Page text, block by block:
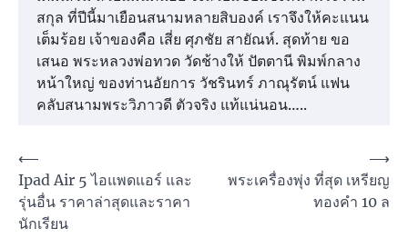
สกุล ที่ปีนี้มาเยือนสนามหลายสิบองค์ เราจึงให้คะแนน
เต็มร้อย เจ้าของคือ เสี่ย ศุภชัย สายัณห์. สุดท้าย ขอ
เสนอ พระหลวงพ่อทวด วัดช้างให้ ปัตตานี พิมพ์กลาง
หน้าใหญ่ ของท่านอัยการ วัชรินทร์ ภาณุรัตน์ แฟน
คลับสนามพระวิภาวดี ตัวจริง แท้แน่นอน…..
Post
navigation
⟵
Ipad Air 5 ไอแพดแอร์ และ
รุ่นอื่น ราคาล่าสุดและราคา
นักเรียน
พระเครื่องพุ่ง ที่สุด เหรียญ
ทองคำ 10 ล
⟶